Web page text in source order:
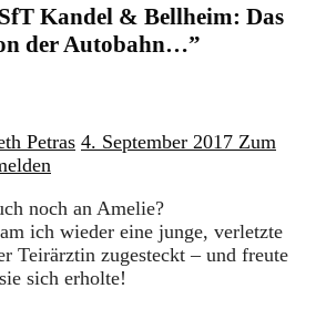
Kandel & Bellheim: Das
der Autobahn…”
Petras 4. September 2017 Zum
noch an Amelie?
ich wieder eine junge, verletzte
Teirärztin zugesteckt – und freute
sich erholte!